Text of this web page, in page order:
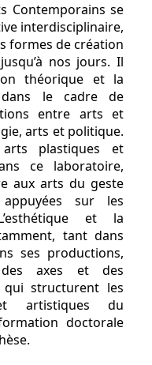
Contemporains se
interdisciplinaire,
formes de création
nos jours. Il
théorique et la
dans le cadre de
entre arts et
arts et politique.
plastiques et
ce laboratoire,
aux arts du geste
sur les
et la
tant dans
ses productions,
des axes et des
qui structurent les
artistiques du
doctorale